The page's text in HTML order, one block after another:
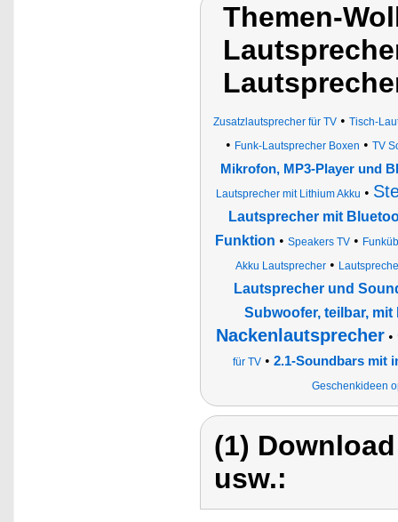
Themen-
Zusatzlautsprecher für TV • Tisch-
• Funk-Lautsprecher Boxen • TV
Mikrofon, MP3-Player und
Lautsprecher mit Lithium Akku •
Lautsprecher mit
Funktion • Speakers TV•
Akku Lautsprecher•
Lautsprecher und
Subwoofer, teilbar,
Nackenlautsprecher •
für TV • 2.1-Soundbars mit
Geschenkideen
(1)
usw.: